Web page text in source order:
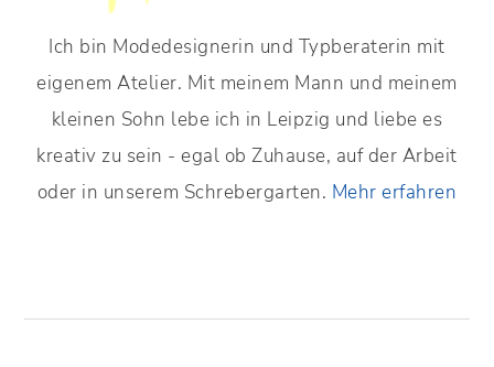
Ich bin Modedesignerin und Typberaterin mit
eigenem Atelier. Mit meinem Mann und meinem
kleinen Sohn lebe ich in Leipzig und liebe es
kreativ zu sein - egal ob Zuhause, auf der Arbeit
oder in unserem Schrebergarten. Mehr erfahren